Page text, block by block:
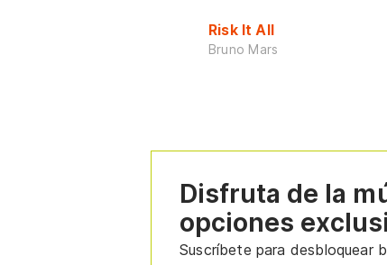
Risk It All
Bruno Mars
Disfruta de la
opciones
Suscríbete para desbloquear